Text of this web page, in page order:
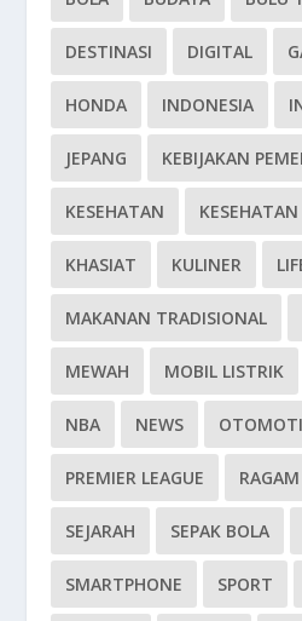
DESTINASI DIGITAL
HONDA INDONESIA
JEPANG KEBIJAKAN
KESEHATAN
KHASIAT KULINER
MAKANAN TRADISIONAL
MEWAH MOBIL LISTRIK
NBA NEWS
PREMIER LEAGUE RAGAM
SEJARAH SEPAK BOLA
SMARTPHONE SPORT